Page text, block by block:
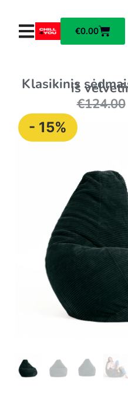
€0.00
Klasikinis
iš
€124.00
- 15%